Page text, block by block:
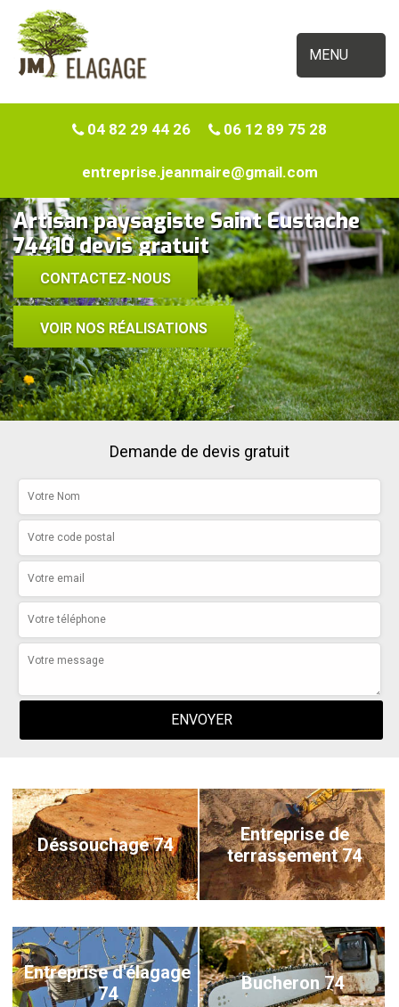
MENU
04 82 29 44 26 06 12 89 75 28
entreprise.jeanmaire@gmail.com
Artisan paysagiste Saint Eustache
74410 devis gratuit
CONTACTEZ-NOUS
VOIR NOS RÉALISATIONS
Demande de devis gratuit
Déssouchage 74
Entreprise de
terrassement 74
Entreprise d'élagage
74
Bucheron 74